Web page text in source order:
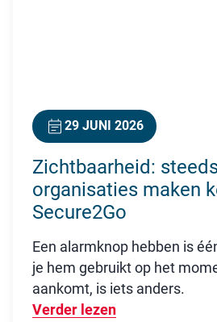
29 JUNI 2026
Zichtbaarheid:
organisaties maken
Secure2Go
Een alarmknop hebben is
je hem gebruikt op het
aankomt, is iets anders.
Verder lezen